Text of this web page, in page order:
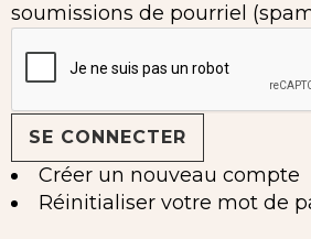
soumissions de pourriel
Créer un nouveau compte
Réinitialiser votre mot de